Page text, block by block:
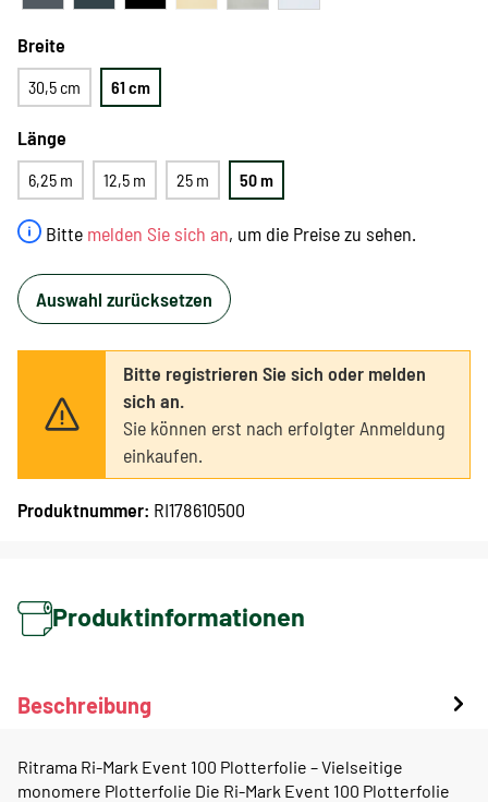
Bitte melden Sie sich an, um die Preise zu sehen.
Breite
30,5 cm 61 cm
Länge
6,25 m 12,5 m 25 m 50 m
Auswahl zurücksetzen
Bitte registrieren Sie sich oder melden
sich an.
Sie können erst nach erfolgter Anmeldung
einkaufen.
Produktnummer: RI178610500
Produktinformationen
Beschreibung
Ritrama Ri-Mark Event 100 Plotterfolie – Vielseitige
monomere Plotterfolie Die Ri-Mark Event 100 Plotterfolie